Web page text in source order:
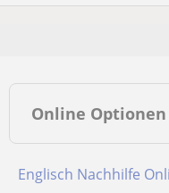
Online
Englisch Nachhilfe